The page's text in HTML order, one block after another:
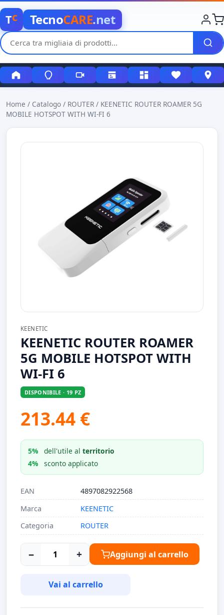
Tc TecnoCARE.net
Home / Catalogo / ROUTER / KEENETIC ROUTER ROAMER 5G
MOBILE HOTSPOT WITH WI-FI 6
KEENETIC
KEENETIC ROUTER ROAMER
5G MOBILE HOTSPOT WITH
WI-FI 6
DISPONIBILE · 19 PZ
213.44 €
5% dell'utile alterritorio
4%
sconto applicato
EAN
4897082922568
Marca
KEENETIC
Categoria
ROUTER
− + Aggiungi al carrello
Vai al carrello